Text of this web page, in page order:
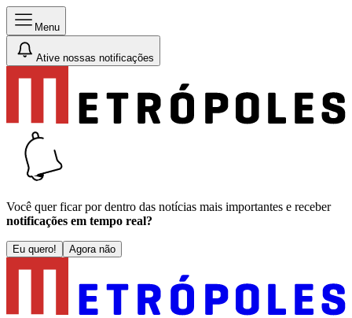
Menu
Ative nossas notificações
Você quer ficar por dentro das notícias mais importantes e receber
notificações em tempo real?
Eu quero! Agora não